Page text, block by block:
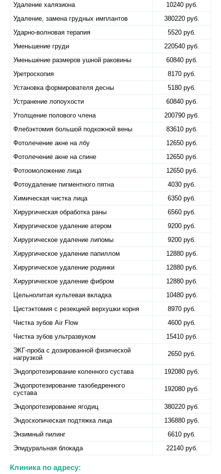
Удаление халязиона
10240 руб.
Удаление, замена грудных имплантов
380220 руб.
Ударно-волновая терапия
5520 руб.
Уменьшение груди
220540 руб.
Уменьшение размеров ушной раковины
60840 руб.
Уретроскопия
8170 руб.
Установка формирователя десны
5180 руб.
Устранение лопоухости
60840 руб.
Утолщение полового члена
200790 руб.
Флебэктомия большой подкожной вены
83610 руб.
Фотолечение акне на лбу
12650 руб.
Фотолечение акне на спине
12650 руб.
Фотоомоложение лица
12650 руб.
Фотоудаление пигментного пятна
4030 руб.
Химическая чистка лица
6350 руб.
Хирургическая обработка раны
6560 руб.
Хирургическое удаление атером
9200 руб.
Хирургическое удаление липомы
9200 руб.
Хирургическое удаление папиллом
12880 руб.
Хирургическое удаление родинки
12880 руб.
Хирургическое удаление фибром
12880 руб.
Цельнолитая культевая вкладка
10480 руб.
Цистэктомия с резекцией верхушки корня
8970 руб.
Чистка зубов Air Flow
4600 руб.
Чистка зубов ультразвуком
15410 руб.
ЭКГ-проба с дозированной физической
нагрузкой
2650 руб.
Эндопротезирование коленного сустава
192080 руб.
Эндопротезирование тазобедренного
сустава
192080 руб.
Эндопротезирование ягодиц
380220 руб.
Эндоскопическая подтяжка лица
136880 руб.
Энзимный пилинг
6610 руб.
Эпидуральная блокада
22140 руб.
Клиника по адресу: